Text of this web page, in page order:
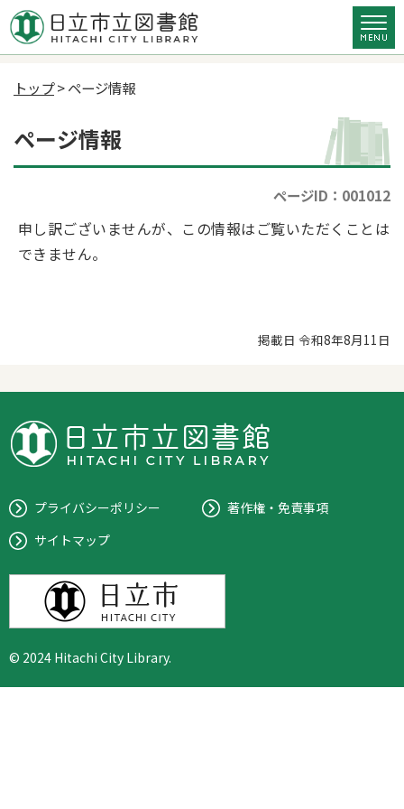
トップ> ページ情報
ページ情報
ページID：001012
申し訳ございませんが、この情報はご覧いただくことは
できません。
掲載日 令和8年8月11日
プライバシーポリシー
著作権・免責事項
サイトマップ
© 2024 Hitachi City Library.